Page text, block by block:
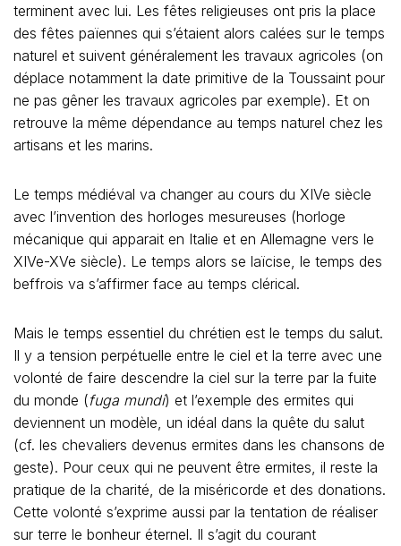
terminent avec lui. Les fêtes religieuses ont pris la place
des fêtes païennes qui s’étaient alors calées sur le temps
naturel et suivent généralement les travaux agricoles (on
déplace notamment la date primitive de la Toussaint pour
ne pas gêner les travaux agricoles par exemple). Et on
retrouve la même dépendance au temps naturel chez les
artisans et les marins.
Le temps médiéval va changer au cours du XIVe siècle
avec l’invention des horloges mesureuses (horloge
mécanique qui apparait en Italie et en Allemagne vers le
XIVe-XVe siècle). Le temps alors se laïcise, le temps des
beffrois va s’affirmer face au temps clérical.
Mais le temps essentiel du chrétien est le temps du salut.
Il y a tension perpétuelle entre le ciel et la terre avec une
volonté de faire descendre la ciel sur la terre par la fuite
du monde (fuga mundi) et l’exemple des ermites qui
deviennent un modèle, un idéal dans la quête du salut
(cf. les chevaliers devenus ermites dans les chansons de
geste). Pour ceux qui ne peuvent être ermites, il reste la
pratique de la charité, de la miséricorde et des donations.
Cette volonté s’exprime aussi par la tentation de réaliser
sur terre le bonheur éternel. Il s’agit du courant